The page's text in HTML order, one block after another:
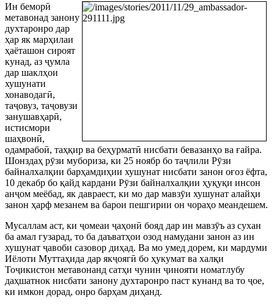
Ин беморӣ
метавонад занону
духтаронро дар
ҳар як марҳилаи
ҳаёташон сироят
кунад, аз ҷумла
дар шаклҳои
хушунати
хонаводагӣ,
таҷовуз, таҷовузи
занушавҳарӣ,
истисмори
шаҳвонӣ,
одамрабоӣ, таҳқир ва беҳурматӣ нисбати бевазанҳо ва ғайра.
Шонздаҳ рӯзи мубориза, ки 25 ноябр бо таҷлили Рӯзи
байналхалқии барҳамдиҳии хушунат нисбати занон оғоз ёфта,
10 декабр бо қайд кардани Рӯзи байналхалқии ҳуқуқи инсон
анҷом меёбад, як давраест, ки мо дар мавзӯи хушунат алайҳи
занон ҳарф мезанем ва барои пешгирии он чораҳо меандешем.
Мусаллам аст, ки ҷомеаи ҷаҳонӣ бояд дар ин мавзӯъ аз сухан
ба амал гузарад, то ба даъватҳои озод намудани занон аз ин
хушунат ҷавоби сазовор диҳад. Ва мо умед дорем, ки мардуми
Иёлоти Муттаҳида дар якҷоягӣ бо ҳукумат ва халқи
Тоҷикистон метавонанд сатҳи чунин ҷинояти номатлубу
даҳшатнок нисбати занону духтаронро паст кунанд ва то ҷое,
ки имкон дорад, онро барҳам диҳанд.